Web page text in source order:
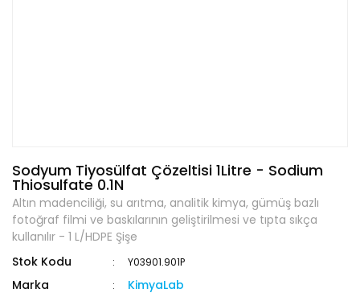
Sodyum Tiyosülfat Çözeltisi 1Litre - Sodium
Thiosulfate 0.1N
Altın madenciliği, su arıtma, analitik kimya, gümüş bazlı
fotoğraf filmi ve baskılarının geliştirilmesi ve tıpta sıkça
kullanılır - 1 L/HDPE Şişe
Stok Kodu
Y03901.901P
Marka KimyaLab